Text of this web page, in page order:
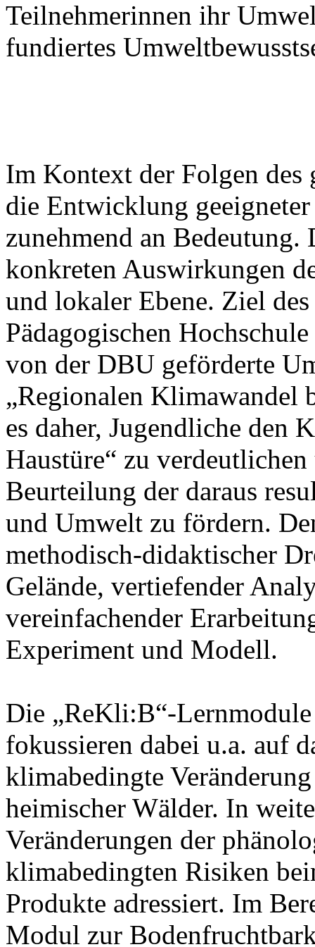
Teilnehmerinnen ihr
fundiertes
Im Kontext der Folgen
die Entwicklung
zunehmend an
konkreten Auswirkungen
und lokaler Ebene. Ziel
Pädagogischen
von der DBU geförderte
„Regionalen Klimawandel
es daher, Jugendliche den
Haustüre“ zu
Beurteilung der daraus
und Umwelt zu fördern.
methodisch-didaktischer
Gelände, vertiefender
vereinfachender
Experiment und Modell.
Die „ReKli:B“-
fokussieren dabei u.a. auf
klimabedingte
heimischer Wälder. In
Veränderungen der
klimabedingten Risiken
Produkte adressiert. Im
Modul zur